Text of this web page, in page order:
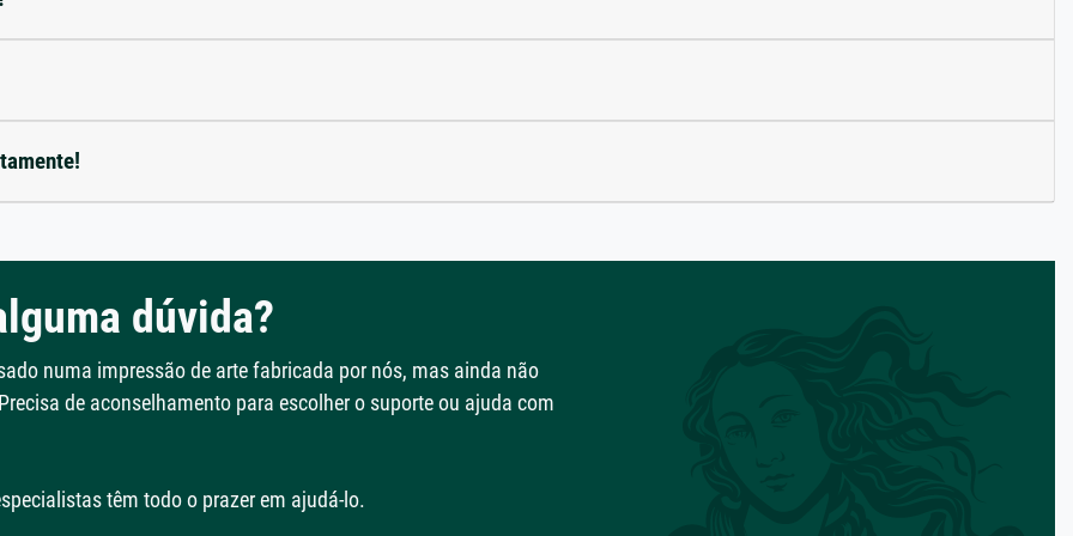
dúvida?
numa impressão de arte fabricada por nós, mas ainda não
de aconselhamento para escolher o suporte ou ajuda com
têm todo o prazer em ajudá-lo.